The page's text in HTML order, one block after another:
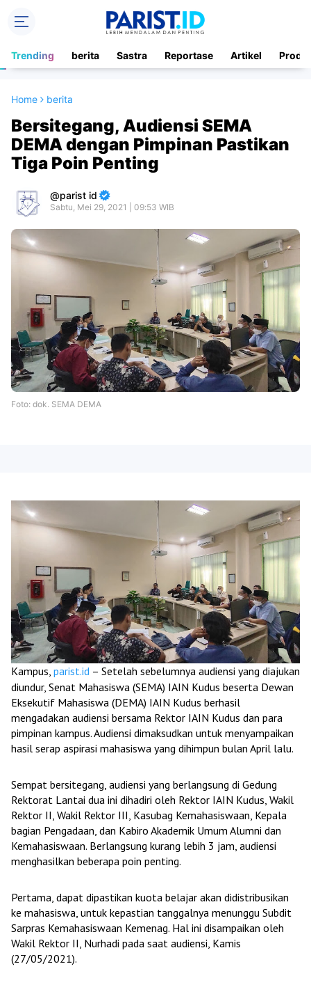
Trending berita Sastra Reportase Artikel
Home berita
Bersitegang, Audiensi SEMA
DEMA dengan Pimpinan Pastikan
Tiga Poin Penting
parist id
Sabtu, Mei 29, 2021 | 09:53 WIB
Foto: dok. SEMA DEMA
Kampus, parist.id – Setelah sebelumnya audiensi yang diajukan
diundur, Senat Mahasiswa (SEMA) IAIN Kudus beserta Dewan
Eksekutif Mahasiswa (DEMA) IAIN Kudus berhasil
mengadakan audiensi bersama Rektor IAIN Kudus dan para
pimpinan kampus. Audiensi dimaksudkan untuk menyampaikan
hasil serap aspirasi mahasiswa yang dihimpun bulan April lalu.
Sempat bersitegang, audiensi yang berlangsung di Gedung
Rektorat Lantai dua ini dihadiri oleh Rektor IAIN Kudus, Wakil
Rektor II, Wakil Rektor III, Kasubag Kemahasiswaan, Kepala
bagian Pengadaan, dan Kabiro Akademik Umum Alumni dan
Kemahasiswaan. Berlangsung kurang lebih 3 jam, audiensi
menghasilkan beberapa poin penting.
Pertama, dapat dipastikan kuota belajar akan didistribusikan
ke mahasiswa, untuk kepastian tanggalnya menunggu Subdit
Sarpras Kemahasiswaan Kemenag. Hal ini disampaikan oleh
Wakil Rektor II, Nurhadi pada saat audiensi, Kamis
(27/05/2021).